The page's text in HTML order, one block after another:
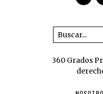
360 Grados